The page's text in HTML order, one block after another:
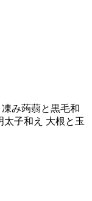
み蒟蒻と黒毛和
子和え 大根と玉